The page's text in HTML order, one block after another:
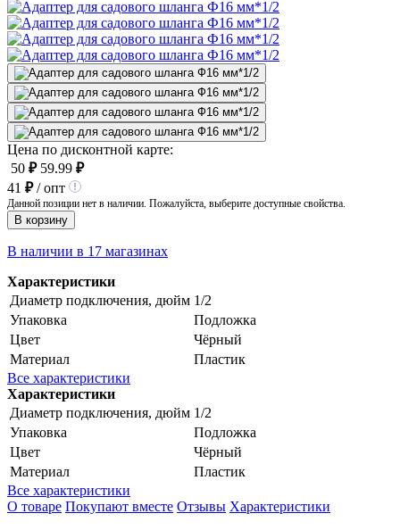
Цена по дисконтной карте:
50 ₽ 59.99 ₽
41 ₽/ опт
Данной позиции нет в наличии. Пожалуйста, выберите доступные свойства.
В корзину
В наличии в 17 магазинах
Характеристики
Диаметр подключения, дюйм 1/2
Упаковка
Подложка
Цвет
Чёрный
Материал
Пластик
Все характеристики
Характеристики
Диаметр подключения, дюйм 1/2
Упаковка
Подложка
Цвет
Чёрный
Материал
Пластик
Все характеристики
О товаре Покупают вместе Отзывы Характеристики